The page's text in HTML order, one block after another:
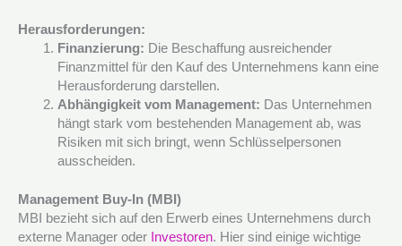
Herausforderungen:
Finanzierung: Die Beschaffung ausreichender
Finanzmittel für den Kauf des Unternehmens kann eine
Herausforderung darstellen.
Abhängigkeit vom Management: Das Unternehmen
hängt stark vom bestehenden Management ab, was
Risiken mit sich bringt, wenn Schlüsselpersonen
ausscheiden.
Management Buy-In (MBI)
MBI bezieht sich auf den Erwerb eines Unternehmens durch
externe Manager oder Investoren. Hier sind einige wichtige